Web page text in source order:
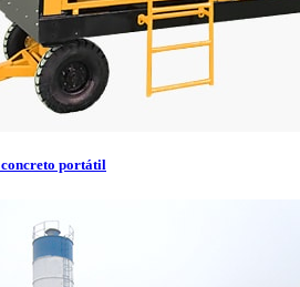
portátil